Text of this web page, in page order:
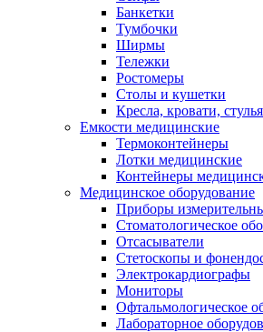
Банкетки
Тумбочки
Ширмы
Тележки
Ростомеры
Столы и кушетки
Кресла, кровати, стулья
Емкости медицинские
Термоконтейнеры
Лотки медицинские
Контейнеры
Медицинское оборудование
Приборы
Стоматологическое
Отсасыватели
Стетоскопы и
Электрокардиографы
Мониторы
Офтальмологическое
Лабораторное